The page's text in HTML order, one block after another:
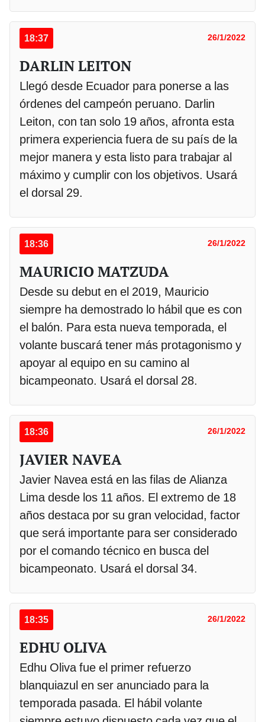
18:37 26/1/2022
DARLIN LEITON
Llegó desde Ecuador para ponerse a las
órdenes del campeón peruano. Darlin
Leiton, con tan solo 19 años, afronta esta
primera experiencia fuera de su país de la
mejor manera y esta listo para trabajar al
máximo y cumplir con los objetivos. Usará
el dorsal 29.
18:36 26/1/2022
MAURICIO MATZUDA
Desde su debut en el 2019, Mauricio
siempre ha demostrado lo hábil que es con
el balón. Para esta nueva temporada, el
volante buscará tener más protagonismo y
apoyar al equipo en su camino al
bicampeonato. Usará el dorsal 28.
18:36 26/1/2022
JAVIER NAVEA
Javier Navea está en las filas de Alianza
Lima desde los 11 años. El extremo de 18
años destaca por su gran velocidad, factor
que será importante para ser considerado
por el comando técnico en busca del
bicampeonato. Usará el dorsal 34.
18:35 26/1/2022
EDHU OLIVA
Edhu Oliva fue el primer refuerzo
blanquiazul en ser anunciado para la
temporada pasada. El hábil volante